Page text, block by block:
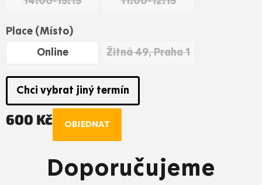
Place (Místo)
Online
Žitná 49, Praha 1
Chci vybrat jiný termín
600 Kč OBJEDNAT
Doporučujeme